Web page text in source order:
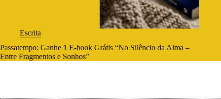
Escrita
Passatempo: Ganhe 1 E-book Grátis “No Silêncio da Alma –
Entre Fragmentos e Sonhos”